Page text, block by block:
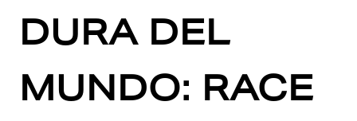
DURA DEL
MUNDO: RACE